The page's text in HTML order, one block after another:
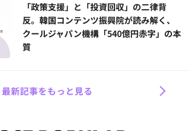
「政策支援」と「投資回収」の二律背
反。韓国コンテンツ振興院が読み解く、
クールジャパン機構「540億円赤字」の本
質
最新記事をもっと見る